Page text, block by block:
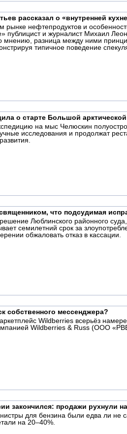
рассказал о «внутренней
рынке нефтепродуктов и
публицист и журналист Михаил
мнению, разница между ними
типичное поведение
о старте Большой
на мыс Челюскин
исследования и продолжат
что подсудимая
Люблинского районного
семилетний срок за
обжаловать отказ в кассации.
собственного мессенджера?
Wildberries всерьёз
Wildberries & Russ (ООО
закончился: продажи рухнули
для бензина были едва ли
на 20–40%.